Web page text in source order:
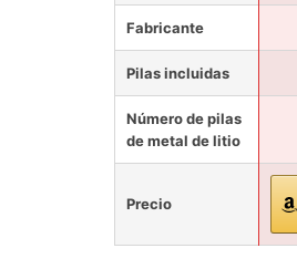
Fabricante
Pilas incluidas
Número de pilas
de metal de litio
Precio